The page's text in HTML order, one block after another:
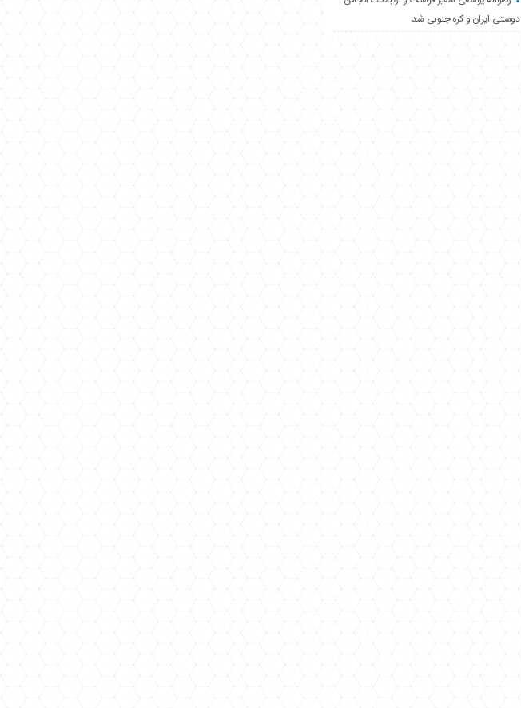
دوستی ایران و کره جنوبی شد